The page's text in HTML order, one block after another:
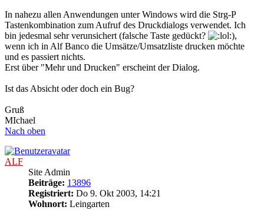
In nahezu allen Anwendungen unter Windows wird die Strg-P
Tastenkombination zum Aufruf des Druckdialogs verwendet. Ich
bin jedesmal sehr verunsichert (falsche Taste gedückt?
),
wenn ich in Alf Banco die Umsätze/Umsatzliste drucken möchte
und es passiert nichts.
Erst über "Mehr und Drucken" erscheint der Dialog.
Ist das Absicht oder doch ein Bug?
Gruß
MIchael
Nach oben
ALF
Site Admin
Beiträge: 13896
Registriert: Do 9. Okt 2003, 14:21
Wohnort: Leingarten